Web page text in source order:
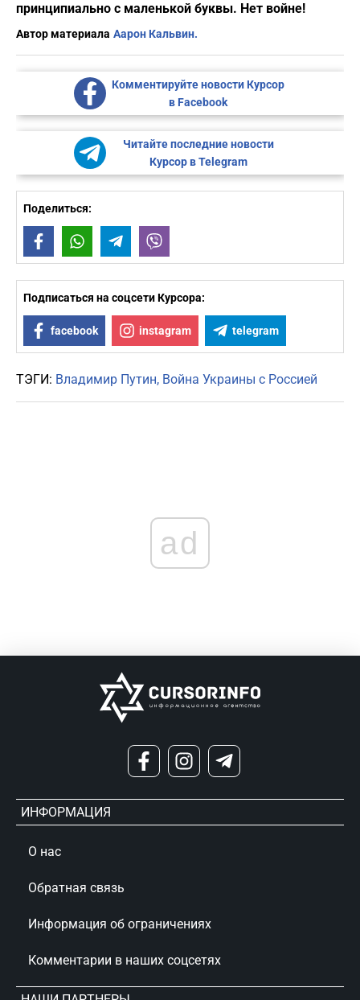
принципиально с маленькой буквы. Нет войне!
Автор материала Аарон Кальвин.
Комментируйте новости Курсор
в Facebook
Читайте последние новости
Курсор в Telegram
Поделиться:
FacebookWhatsAppTelegram
Подписаться на соцсети Курсора:
facebook instagram telegram
ТЭГИ: Владимир Путин Война Украины с Россией
ad
ИНФОРМАЦИЯ
О нас
Обратная связь
Информация об ограничениях
Комментарии в наших соцсетях